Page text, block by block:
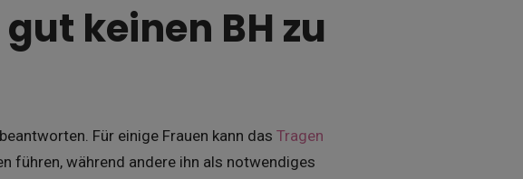
keinen BH zu
Für einige Frauen kann das Tragen
führen, während andere ihn als notwendiges